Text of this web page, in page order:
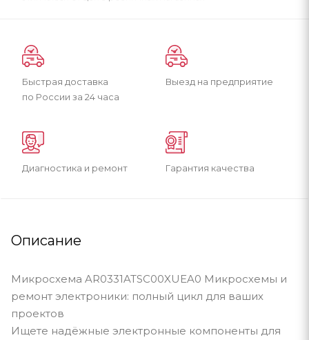
Быстрая доставка
по России за 24 часа
Выезд на предприятие
Диагностика и ремонт Гарантия качества
Описание
Микросхема AR0331ATSC00XUEA0 Микросхемы и
ремонт электроники: полный цикл для ваших
проектов
Ищете надёжные электронные компоненты для